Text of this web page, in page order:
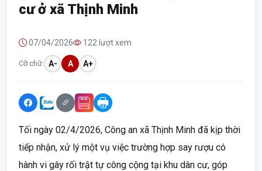
cư ở xã Thịnh Minh
07/04/2026 122 lượt xem
Cỡ chữ: A- A A+
Tối ngày 02/4/2026, Công an xã Thịnh Minh đã kịp thời
tiếp nhận, xử lý một vụ việc trường hợp say rượu có
hành vi gây rối trật tự công cộng tại khu dân cư, góp